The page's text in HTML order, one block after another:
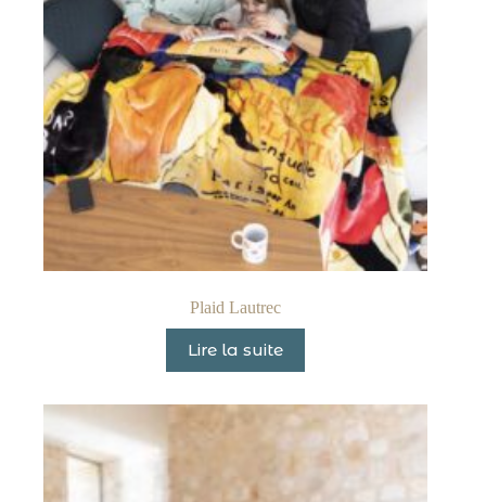
Plaid Lautrec
Lire la suite